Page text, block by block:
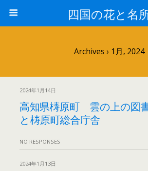
四国の花と名
Archives › 1月, 2024
2024年1月14日
高知県梼原町 雲の上の図
と梼原町総合庁舎
NO RESPONSES
2024年1月13日